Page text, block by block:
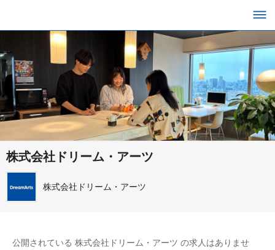
株式会社ドリーム・アーツ
株式会社ドリーム・アーツ
公開されている 株式会社ドリーム・アーツ の求人はありませ